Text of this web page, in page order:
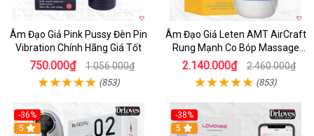
Âm Đạo Giả Pink Pussy Đèn Pin
Vibration Chính Hãng Giá Tốt
750.000₫ 1.056.000₫
(853)
Âm Đạo Giả Leten AMT AirCraft
Rung Mạnh Co Bóp Massage
Êm Ái
2.140.000₫ 2.460.000₫
(853)
-36%
Hot
5
-38%
Hot
5